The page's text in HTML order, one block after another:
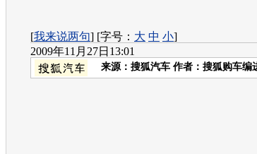
[我来说两句] [字号： 大 中 小]
2009年11月27日13:01
来源： 搜狐汽车 作者：搜狐购车编